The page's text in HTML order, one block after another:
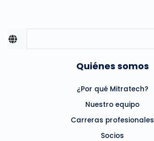
Quiénes somos
¿Por qué Mitratech?
Nuestro equipo
Carreras profesionales
Socios